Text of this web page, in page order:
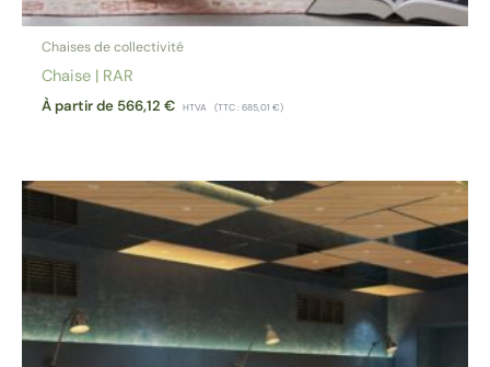
Chaises de collectivité
Chaise | RAR
À partir de 566,12 € HTVA (TTC :685,01 €)